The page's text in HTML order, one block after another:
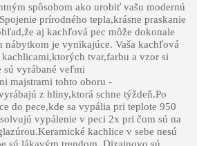
spôsobom ako urobiť vašu modernú
prírodného tepla,krásne praskanie
aj kachľová pec môže dokonale
nábytkom je vynikajúce. Vaša kachľová
tvar,farbu a vzor si
sú vyrábané veľmi
majstrami tohto oboru -
z hliny,ktorá schne týždeň.Po
do pece,kde sa vypália pri teplote 950
vypálenie v peci 2x pri čom sú na
kachlice v sebe nesú
sú lákavým trendom. Dizajnovo sú